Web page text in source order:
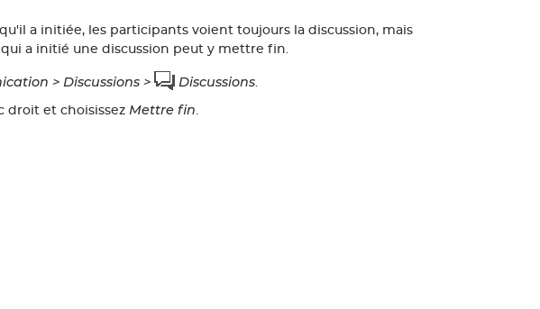
a initiée, les participants voient toujours la discussion, mais
a initié une discussion peut y mettre fin.
> Discussions > Discussions.
droit et choisissez Mettre fin.